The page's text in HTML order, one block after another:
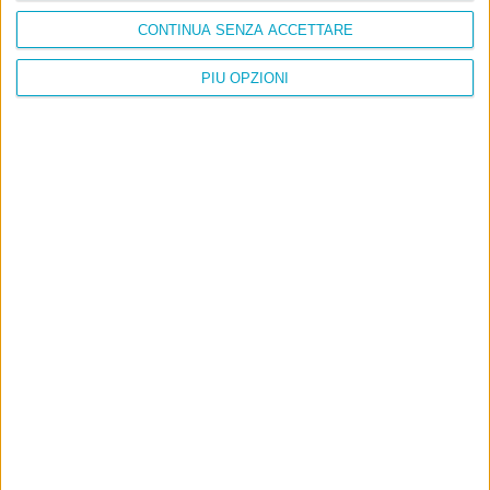
PIÙ OPZIONI
CONTINUA SENZA ACCETTARE